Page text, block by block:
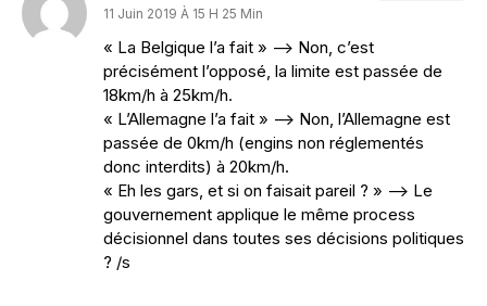
11 Juin 2019 À 15 H 25 Min
« La Belgique l’a fait » –> Non, c’est
précisément l’opposé, la limite est passée de
18km/h à 25km/h.
« L’Allemagne l’a fait » –> Non, l’Allemagne est
passée de 0km/h (engins non réglementés
donc interdits) à 20km/h.
« Eh les gars, et si on faisait pareil ? » –> Le
gouvernement applique le même process
décisionnel dans toutes ses décisions politiques
? /s